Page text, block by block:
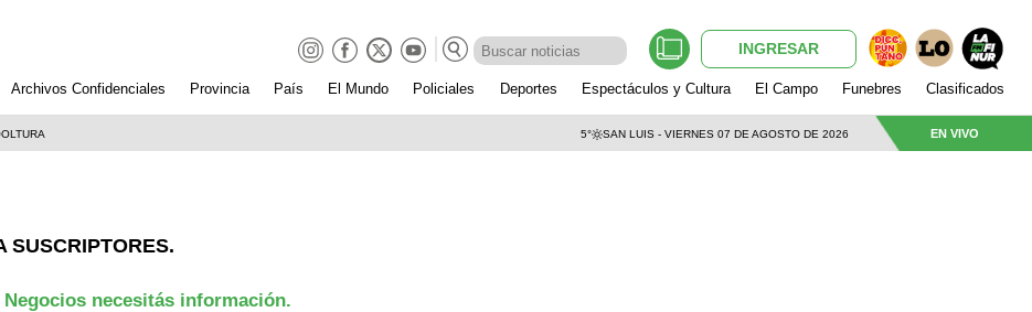
INGRESAR
Archivos Confidenciales Provincia País El Mundo Policiales Deportes Espectáculos y Cultura El Campo Funebres Clasificados
5° SAN LUIS - VIERNES 07 DE AGOSTO DE 2026 EN VIVO
SUSCRIPTORES.
necesitás información.